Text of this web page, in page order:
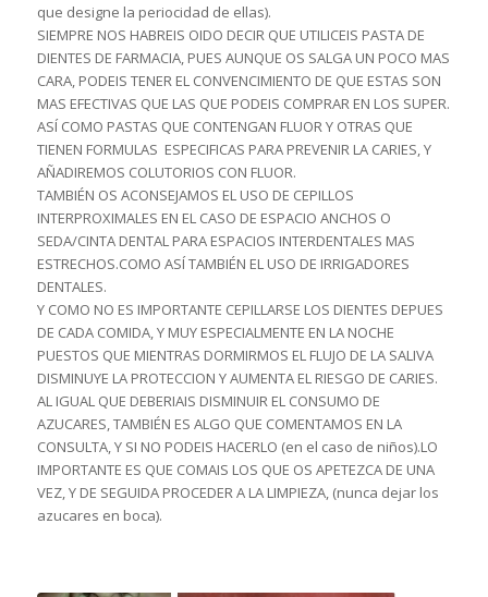
que designe la periocidad de ellas).
SIEMPRE NOS HABREIS OIDO DECIR QUE UTILICEIS PASTA DE
DIENTES DE FARMACIA, PUES AUNQUE OS SALGA UN POCO MAS
CARA, PODEIS TENER EL CONVENCIMIENTO DE QUE ESTAS SON
MAS EFECTIVAS QUE LAS QUE PODEIS COMPRAR EN LOS SUPER.
ASÍ COMO PASTAS QUE CONTENGAN FLUOR Y OTRAS QUE
TIENEN FORMULAS ESPECIFICAS PARA PREVENIR LA CARIES, Y
AÑADIREMOS COLUTORIOS CON FLUOR.
TAMBIÉN OS ACONSEJAMOS EL USO DE CEPILLOS
INTERPROXIMALES EN EL CASO DE ESPACIO ANCHOS O
SEDA/CINTA DENTAL PARA ESPACIOS INTERDENTALES MAS
ESTRECHOS.COMO ASÍ TAMBIÉN EL USO DE IRRIGADORES
DENTALES.
Y COMO NO ES IMPORTANTE CEPILLARSE LOS DIENTES DEPUES
DE CADA COMIDA, Y MUY ESPECIALMENTE EN LA NOCHE
PUESTOS QUE MIENTRAS DORMIRMOS EL FLUJO DE LA SALIVA
DISMINUYE LA PROTECCION Y AUMENTA EL RIESGO DE CARIES.
AL IGUAL QUE DEBERIAIS DISMINUIR EL CONSUMO DE
AZUCARES, TAMBIÉN ES ALGO QUE COMENTAMOS EN LA
CONSULTA, Y SI NO PODEIS HACERLO (en el caso de niños).LO
IMPORTANTE ES QUE COMAIS LOS QUE OS APETEZCA DE UNA
VEZ, Y DE SEGUIDA PROCEDER A LA LIMPIEZA, (nunca dejar los
azucares en boca).